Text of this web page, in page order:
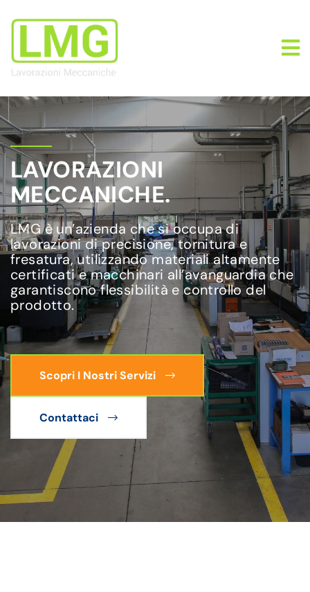
LAVORAZIONI
MECCANICHE.
LMG è un’azienda che si occupa di
lavorazioni di precisione, tornitura e
fresatura, utilizzando materiali altamente
certificati e macchinari all’avanguardia che
garantiscono flessibilità e controllo del
prodotto.
Scopri I Nostri Servizi
Contattaci